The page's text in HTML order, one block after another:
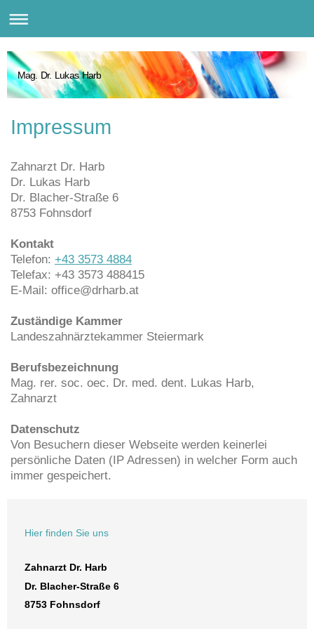
Mag. Dr. Lukas Harb
Impressum
Zahnarzt Dr. Harb
Dr. Lukas Harb
Dr. Blacher-Straße 6
8753 Fohnsdorf
Kontakt
Telefon: +43 3573 4884
Telefax: +43 3573 488415
E-Mail: office@drharb.at
Zuständige Kammer
Landeszahnärztekammer Steiermark
Berufsbezeichnung
Mag. rer. soc. oec. Dr. med. dent. Lukas Harb,
Zahnarzt
Datenschutz
Von Besuchern dieser Webseite werden keinerlei
persönliche Daten (IP Adressen) in welcher Form auch
immer gespeichert.
Hier finden Sie uns
Zahnarzt Dr. Harb
Dr. Blacher-Straße 6
8753 Fohnsdorf